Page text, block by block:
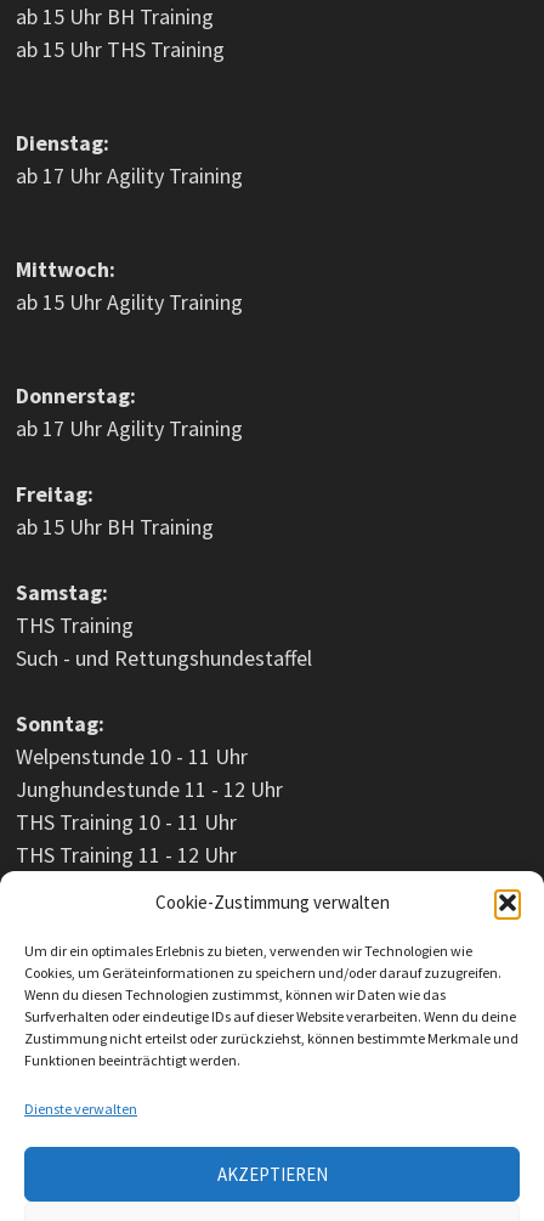
Cookie-Zustimmung verwalten
Um dir ein optimales Erlebnis zu bieten, verwenden wir Technologien wie
Cookies, um Geräteinformationen zu speichern und/oder darauf zuzugreifen.
Wenn du diesen Technologien zustimmst, können wir Daten wie das
Surfverhalten oder eindeutige IDs auf dieser Website verarbeiten. Wenn du deine
Zustimmung nicht erteilst oder zurückziehst, können bestimmte Merkmale und
Funktionen beeinträchtigt werden.
Dienste verwalten
AKZEPTIEREN
ab 15 Uhr BH Training
ab 15 Uhr THS Training
Dienstag:
ab 17 Uhr Agility Training
Mittwoch:
ab 15 Uhr Agility Training
Donnerstag:
ab 17 Uhr Agility Training
Freitag:
ab 15 Uhr BH Training
Samstag:
THS Training
Such - und Rettungshundestaffel
Sonntag:
Welpenstunde 10 - 11 Uhr
Junghundestunde 11 - 12 Uhr
THS Training 10 - 11 Uhr
THS Training 11 - 12 Uhr